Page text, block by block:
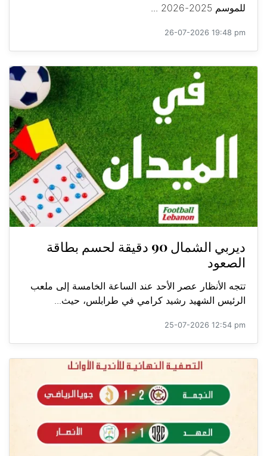
للموسم 2025-2026 ...
26-07-2026 19:48 pm
ديربي الشمال 90 دقيقة لحسم بطاقة
الصعود
تتجه الأنظار عصر الأحد عند الساعة الخامسة إلى ملعب
الرئيس الشهيد رشيد كرامي في طرابلس، حيث...
25-07-2026 12:54 pm